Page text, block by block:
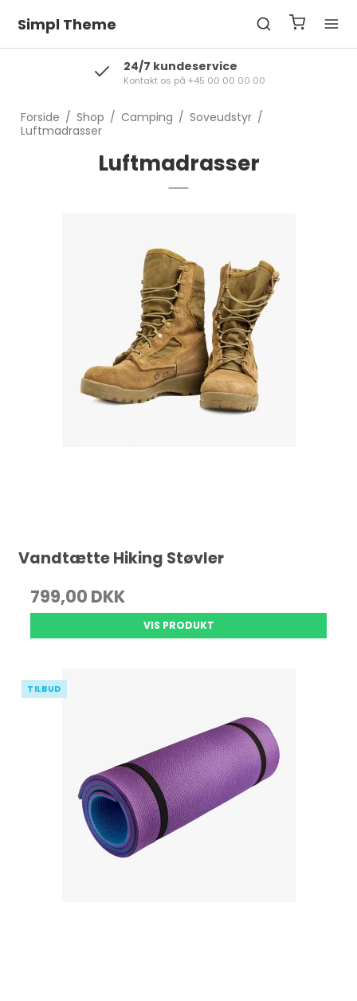
Simpl Theme
24/7 kundeservice
Kontakt os på +45 00 00 00 00
Forside / Shop / Camping / Soveudstyr /
Luftmadrasser
Luftmadrasser
Vandtætte Hiking Støvler
799,00 DKK
VIS PRODUKT
TILBUD